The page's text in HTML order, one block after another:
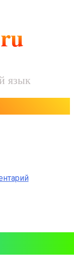
язык
к